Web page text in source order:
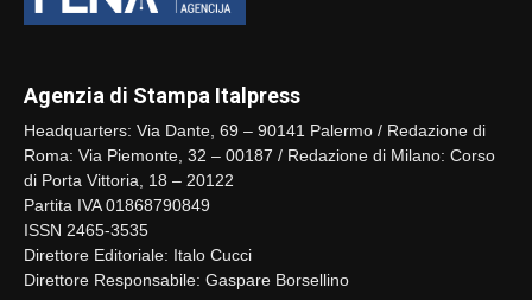
Agenzia di Stampa Italpress
Headquarters: Via Dante, 69 – 90141 Palermo / Redazione di
Roma: Via Piemonte, 32 – 00187 / Redazione di Milano: Corso
di Porta Vittoria, 18 – 20122
Partita IVA 01868790849
ISSN 2465-3535
Direttore Editoriale: Italo Cucci
Direttore Responsabile: Gaspare Borsellino